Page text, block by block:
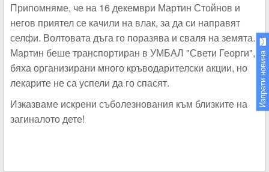
Припомняме, че на 16 декември Мартин Стойнов и
негов приятел се качили на влак, за да си направят
селфи. Волтовата дъга го поразява и сваля на земята.
Мартин беше транспортиран в УМБАЛ "Свети Георги",
бяха организирани много кръводарителски акции, но
лекарите не са успели да го спасят.
Изказваме искрени съболезнования към близките на
загиналото дете!
Изпрати новина